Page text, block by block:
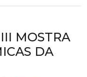
MOSTRA
DA